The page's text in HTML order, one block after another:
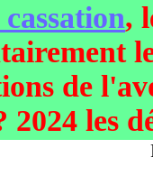
,
de
2024 les